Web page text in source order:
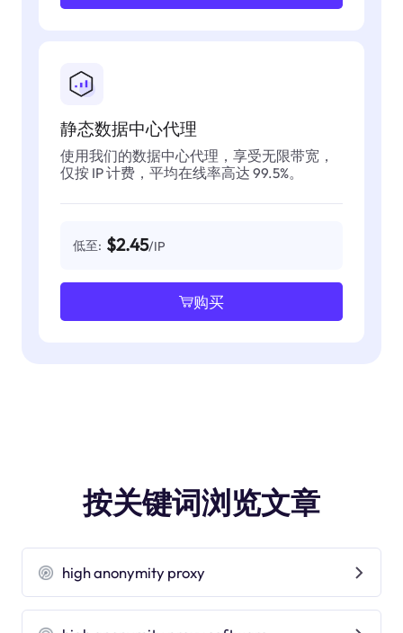
静态数据中心代理
使用我们的数据中心代理，享受无限带宽，
仅按 IP 计费，平均在线率高达 99.5%。
低至: $2.45/IP
购买
按关键词浏览文章
high anonymity proxy